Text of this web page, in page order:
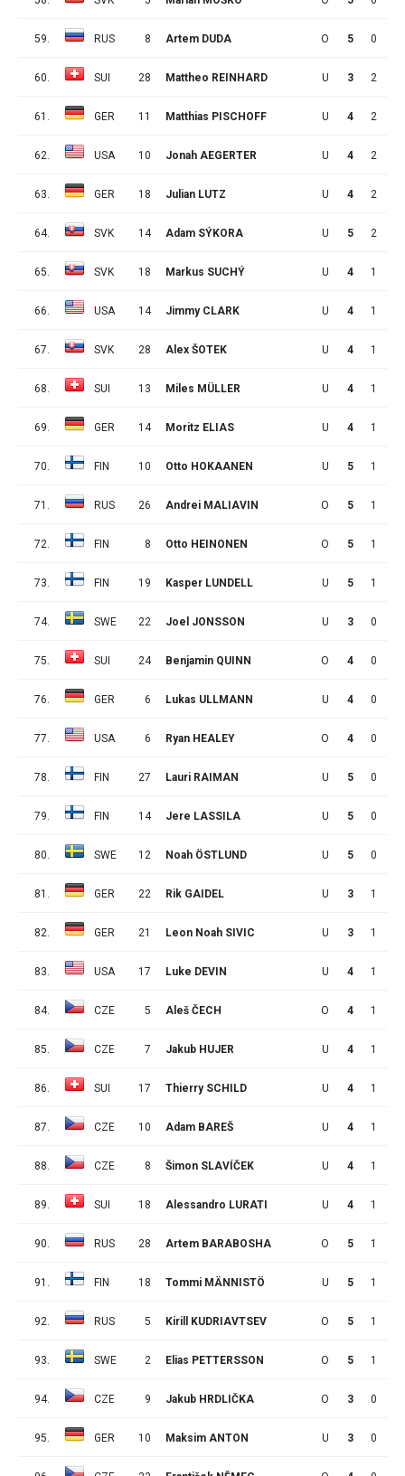
59. RUS 8 Artem DUDA O 5 0
60. SUI 28 Mattheo REINHARD U 3 2
61. GER 11 Matthias PISCHOFF U 4 2
62. USA 10 Jonah AEGERTER U 4 2
63. GER 18 Julian LUTZ U 4 2
64. SVK 14 Adam SÝKORA U 5 2
65. SVK 18 Markus SUCHÝ U 4 1
66. USA 14 Jimmy CLARK U 4 1
67. SVK 28 Alex ŠOTEK U 4 1
68. SUI 13 Miles MÜLLER U 4 1
69. GER 14 Moritz ELIAS U 4 1
70. FIN 10 Otto HOKAANEN U 5 1
71. RUS 26 Andrei MALIAVIN O 5 1
72. FIN 8 Otto HEINONEN O 5 1
73. FIN 19 Kasper LUNDELL U 5 1
74. SWE 22 Joel JONSSON U 3 0
75. SUI 24 Benjamin QUINN O 4 0
76. GER 6 Lukas ULLMANN U 4 0
77. USA 6 Ryan HEALEY O 4 0
78. FIN 27 Lauri RAIMAN U 5 0
79. FIN 14 Jere LASSILA U 5 0
80. SWE 12 Noah ÖSTLUND U 5 0
81. GER 22 Rik GAIDEL U 3 1
82. GER 21 Leon Noah SIVIC U 3 1
83. USA 17 Luke DEVIN U 4 1
84. CZE 5 Aleš ČECH O 4 1
85. CZE 7 Jakub HUJER U 4 1
86. SUI 17 Thierry SCHILD U 4 1
87. CZE 10 Adam BAREŠ U 4 1
88. CZE 8 Šimon SLAVÍČEK U 4 1
89. SUI 18 Alessandro LURATI U 4 1
90. RUS 28 Artem BARABOSHA O 5 1
91. FIN 18 Tommi MÄNNISTÖ U 5 1
92. RUS 5 Kirill KUDRIAVTSEV O 5 1
93. SWE 2 Elias PETTERSSON O 5 1
94. CZE 9 Jakub HRDLIČKA O 3 0
95. GER 10 Maksim ANTON U 3 0